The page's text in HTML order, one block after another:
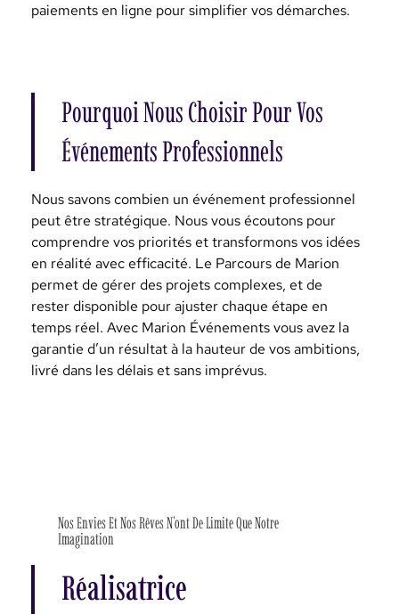
paiements en ligne pour simplifier vos démarches.
Pourquoi Nous Choisir Pour Vos
Événements Professionnels
Nous savons combien un événement professionnel
peut être stratégique. Nous vous écoutons pour
comprendre vos priorités et transformons vos idées
en réalité avec efficacité. Le Parcours de Marion
permet de gérer des projets complexes, et de
rester disponible pour ajuster chaque étape en
temps réel. Avec Marion Événements vous avez la
garantie d’un résultat à la hauteur de vos ambitions,
livré dans les délais et sans imprévus.
Nos Envies Et Nos Rêves N'ont De Limite Que Notre
Imagination
Réalisatrice